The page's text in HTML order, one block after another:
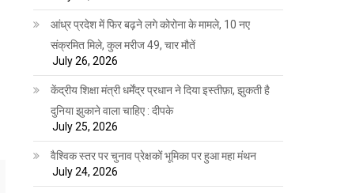
आंध्र प्रदेश में फिर बढ़ने लगे कोरोना के मामले, 10 नए
संक्रमित मिले, कुल मरीज 49, चार मौतें
July 26, 2026
केंद्रीय शिक्षा मंत्री धर्मेंद्र प्रधान ने दिया इस्तीफ़ा, झुकती है
दुनिया झुकाने वाला चाहिए : दीपके
July 25, 2026
वैश्विक स्तर पर चुनाव प्रेक्षकों भूमिका पर हुआ महा मंथन
July 24, 2026